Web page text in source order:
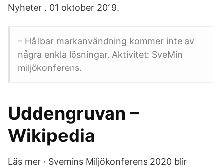
Nyheter . 01 oktober 2019.
– Hållbar markanvändning kommer inte av
några enkla lösningar. Aktivitet: SveMin
miljökonferens.
Uddengruvan –
Wikipedia
Läs mer · Svemins Miljökonferens 2020 blir